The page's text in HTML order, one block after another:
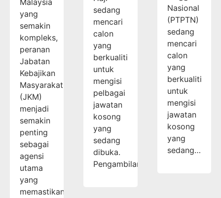
yang
semakin
kompleks,
peranan
Jabatan
Kebajikan
Masyarakat
(JKM)
menjadi
semakin
penting
sebagai
agensi
utama
yang
memastikan…
sedang
mencari
calon
yang
berkualiti
untuk
mengisi
pelbagai
jawatan
kosong
yang
sedang
dibuka.
Pengambilan…
Nasional
(PTPTN)
sedang
mencari
calon
yang
berkualiti
untuk
mengisi
jawatan
kosong
yang
sedang…